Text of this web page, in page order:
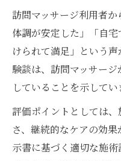
訪問マッサージ利用者か
体調が安定した」「自
けられて満足」という
験談は、訪問マッサー
していることを示してい
評価ポイントとしては
さ、継続的なケアの効
示書に基づく適切な施